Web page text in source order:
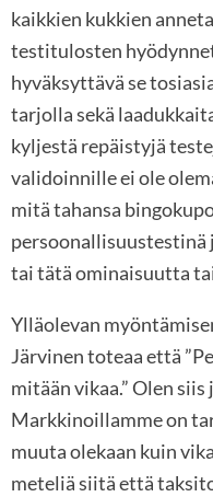
kaikkien kukkien
testitulosten
hyväksyttävä se
tarjolla sekä
kyljestä repäistyjä
validoinnille ei ole
mitä tahansa
persoonallisuustestinä
tai tätä ominaisuutta
Ylläolevan
Järvinen toteaa että
mitään vikaa.” Olen
Markkinoillamme on
muuta olekaan kuin
meteliä siitä että